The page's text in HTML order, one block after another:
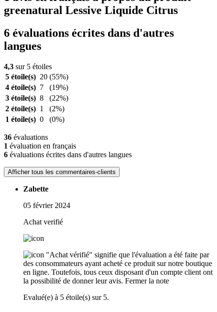
greenatural Lessive Liquide Citrus
6 évaluations écrites dans d'autres
langues
4,3 sur 5 étoiles
5 étoile(s) 20 (55%)
4 étoile(s) 7
(19%)
3 étoile(s) 8
(22%)
2 étoile(s) 1
(2%)
1 étoile(s) 0 (0%)
36 évaluations
1 évaluation en français
6 évaluations écrites dans d'autres langues
Afficher tous les commentaires-clients
Zabette
05 février 2024
Achat verifié
"Achat vérifié" signifie que l'évaluation a été faite par
des consommateurs ayant acheté ce produit sur notre boutique
en ligne. Toutefois, tous ceux disposant d'un compte client ont
la possibilité de donner leur avis. Fermer la note
Evalué(e) à 5 étoile(s) sur 5.